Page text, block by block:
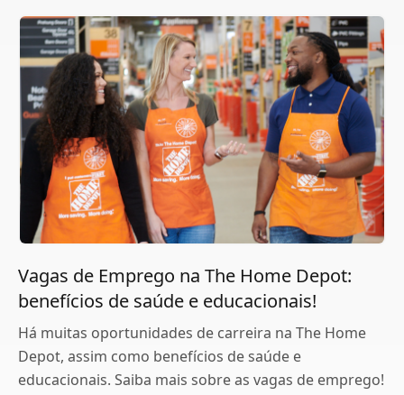
Vagas de Emprego na The Home Depot:
benefícios de saúde e educacionais!
Há muitas oportunidades de carreira na The Home
Depot, assim como benefícios de saúde e
educacionais. Saiba mais sobre as vagas de emprego!